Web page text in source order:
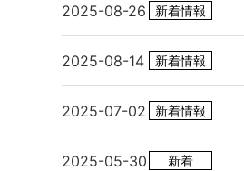
2025-08-26 新着情報
2025-08-14 新着情報
2025-07-02 新着情報
2025-05-30 新着